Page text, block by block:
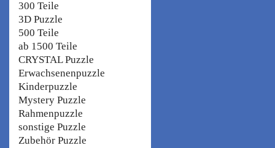
300 Teile
3D Puzzle
500 Teile
ab 1500 Teile
CRYSTAL Puzzle
Erwachsenenpuzzle
Kinderpuzzle
Mystery Puzzle
Rahmenpuzzle
sonstige Puzzle
Zubehör Puzzle